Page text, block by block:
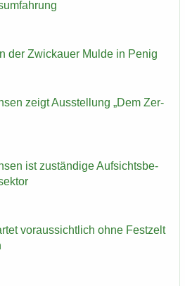
der Zwi­ckau­er Mulde in Penig
zeigt Aus­stel­lung „Dem Zer­
ist zu­stän­di­ge Auf­sichts­be­
vor­aus­sicht­lich ohne Fest­zelt